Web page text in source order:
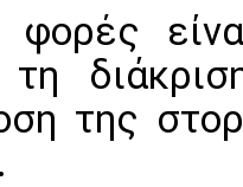
φορές
τη
της
.